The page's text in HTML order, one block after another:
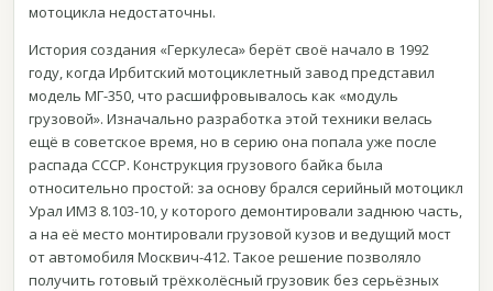
мотоцикла недостаточны.
История создания «Геркулеса» берёт своё начало в 1992
году, когда Ирбитский мотоциклетный завод представил
модель МГ-350, что расшифровывалось как «модуль
грузовой». Изначально разработка этой техники велась
ещё в советское время, но в серию она попала уже после
распада СССР. Конструкция грузового байка была
относительно простой: за основу брался серийный мотоцикл
Урал ИМЗ 8.103-10, у которого демонтировали заднюю часть,
а на её место монтировали грузовой кузов и ведущий мост
от автомобиля Москвич-412. Такое решение позволяло
получить готовый трёхколёсный грузовик без серьёзных